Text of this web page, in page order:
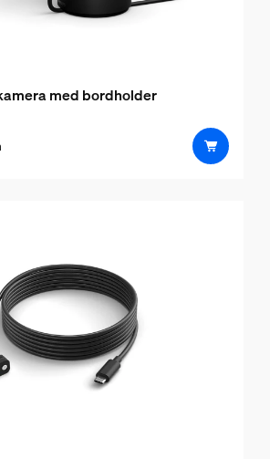
med bordholder
1.199,00 kr.